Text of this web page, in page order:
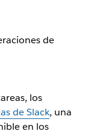
de
los
de Slack, una
en los